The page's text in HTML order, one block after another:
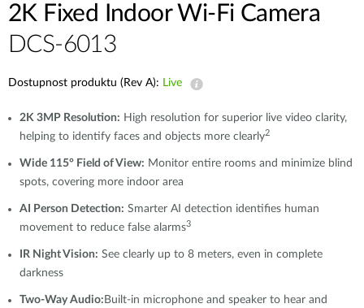
2K Fixed Indoor Wi-Fi Camera
DCS-6013
Dostupnost produktu (Rev A): Live
2K 3MP Resolution: High resolution for superior live video clarity,
helping to identify faces and objects more clearly2
Wide 115° Field of View: Monitor entire rooms and minimize blind
spots, covering more indoor area
AI Person Detection: Smarter AI detection identifies human
movement to reduce false alarms3
IR Night Vision: See clearly up to 8 meters, even in complete
darkness
Two-Way Audio: Built-in microphone and speaker to hear and